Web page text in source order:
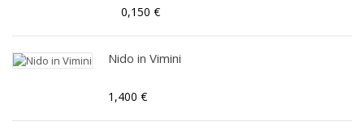
0,150 €
Nido in Vimini
1,400 €